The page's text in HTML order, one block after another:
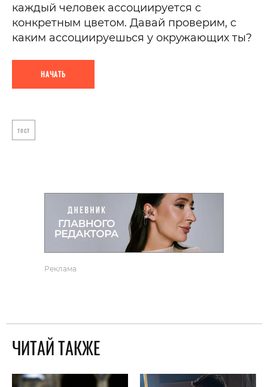
каждый человек ассоциируется с
конкретным цветом. Давай проверим, с
каким ассоциируешься у окружающих ты?
НАЧАТЬ
тест
Реклама
ЧИТАЙ ТАКЖЕ